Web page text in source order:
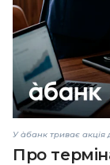
У àбанк триває
Про